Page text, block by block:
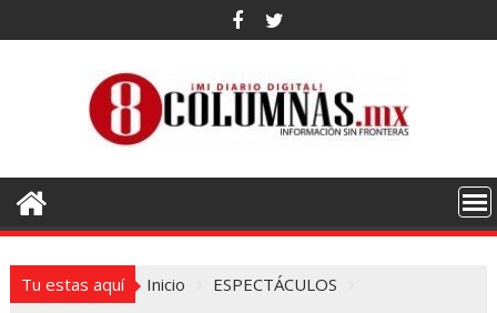
al
Tu estas aquí Inicio
ESPECTÁCULOS